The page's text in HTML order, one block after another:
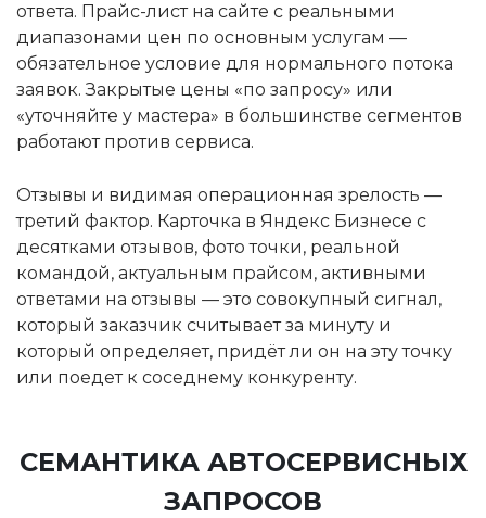
ответа. Прайс-лист на сайте с реальными
диапазонами цен по основным услугам —
обязательное условие для нормального потока
заявок. Закрытые цены «по запросу» или
«уточняйте у мастера» в большинстве сегментов
работают против сервиса.
Отзывы и видимая операционная зрелость —
третий фактор. Карточка в Яндекс Бизнесе с
десятками отзывов, фото точки, реальной
командой, актуальным прайсом, активными
ответами на отзывы — это совокупный сигнал,
который заказчик считывает за минуту и
который определяет, придёт ли он на эту точку
или поедет к соседнему конкуренту.
СЕМАНТИКА АВТОСЕРВИСНЫХ
ЗАПРОСОВ